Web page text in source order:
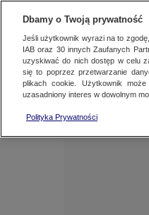
TVN
Dbamy o Twoją prywatność
Jeśli użytkownik wyrazi na to
IAB oraz 30innych Zaufanych
uzyskiwać do nich dostęp w celu
się to poprzez przetwarzanie
plikach cookie. Użytkownik
uzasadniony interes w dowolnym
Polityka Prywatności